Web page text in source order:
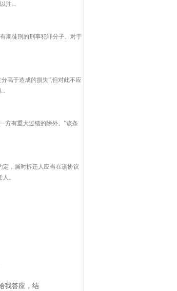
注...
期徒刑的刑事犯罪分子。对于
高于造成的损失”,但对此不应
方有重大过错的除外。”该条
，届时拆迁人应当在该协议
。
我答应，结